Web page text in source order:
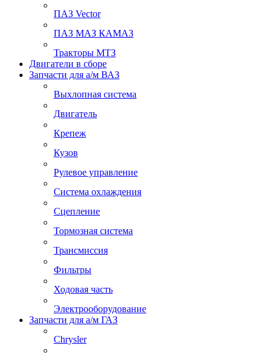
ПАЗ Vector
ПАЗ МАЗ КАМАЗ
Тракторы МТЗ
Двигатели в сборе
Запчасти для а/м ВАЗ
Выхлопная система
Двигатель
Крепеж
Кузов
Рулевое управление
Система охлаждения
Сцепление
Тормозная система
Трансмиссия
Фильтры
Ходовая часть
Электрооборудование
Запчасти для а/м ГАЗ
Chrysler